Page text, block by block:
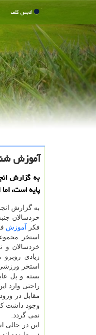
انجمن گلف
آموزش
به گزارش
پایه است،
به گزارش
خردسالان
فكر آموزش
استخر
خردسالان و
زیادی
استخر
بسته و پل
راحتی وارد
مقابل در
وجود داشت
نمی گردد.
این در حالی